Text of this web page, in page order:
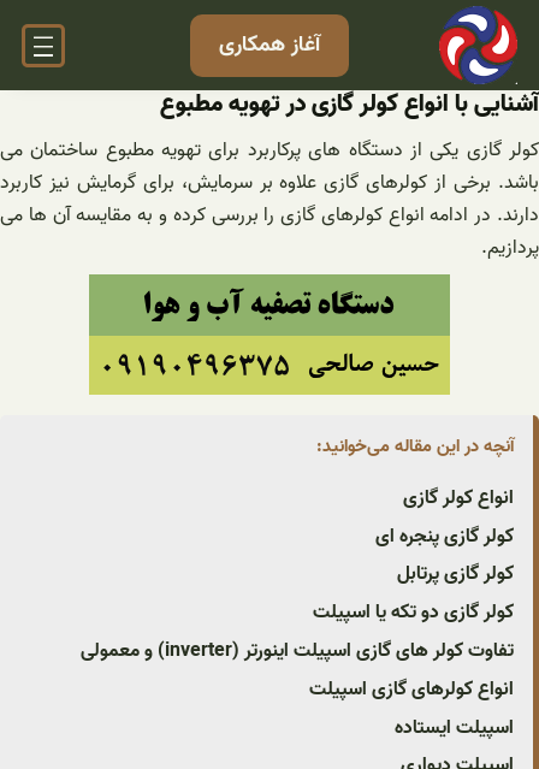
رفتن
محتوا
آغاز همکاری
آشنایی با انواع کولر گازی در تهویه مطبوع
کولر گازی یکی از دستگاه های پرکاربرد برای تهویه مطبوع ساختمان می
باشد. برخی از کولرهای گازی علاوه بر سرمایش، برای گرمایش نیز کاربرد
دارند. در ادامه انواع کولرهای گازی را بررسی کرده و به مقایسه آن ها می
پردازیم.
آنچه در این مقاله می‌خوانید:
انواع کولر گازی
کولر گازی پنجره ای
کولر گازی پرتابل
کولر گازی دو تکه یا اسپیلت
تفاوت کولر های گازی اسپیلت اینورتر (inverter) و معمولی
انواع کولرهای گازی اسپیلت
اسپیلت ایستاده